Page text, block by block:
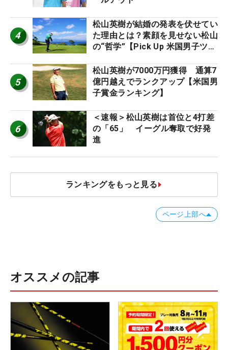
4
松山英樹が結婚の発表を伏せてい
た理由とは？素顔を見せない松山
の“哲学”【Pick Up 米国男子ツア
5
松山英樹が7000万円獲得 通算7
億円越えでランクアップ【米国男
子賞金ランキング】
6
＜速報＞松山英樹は首位と4打差
の「65」 イーグル奪取で好発
進
ランキングをもっと見る
ページ上部へ
オススメの記事